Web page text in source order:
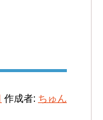
作成者: ちゅん